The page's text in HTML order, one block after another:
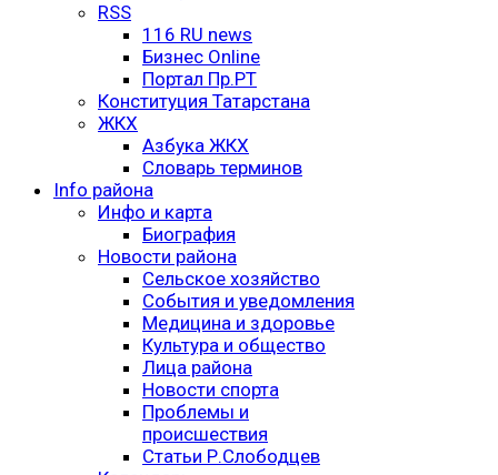
RSS
116 RU news
Бизнес Online
Портал Пр.РТ
Конституция Татарстана
ЖКХ
Азбука ЖКХ
Словарь терминов
Info района
Инфо и карта
Биография
Новости района
Сельское хозяйство
События и уведомления
Медицина и здоровье
Культура и общество
Лица района
Новости спорта
Проблемы и
происшествия
Статьи Р.Слободцев